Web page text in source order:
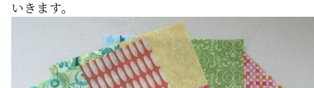
いきます。